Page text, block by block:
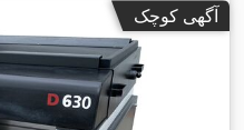
آگهی کوچک